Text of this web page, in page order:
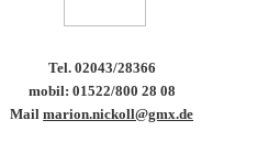
Tel. 02043/28366
mobil: 01522/800 28 08
Mailmarion.nickoll@gmx.de